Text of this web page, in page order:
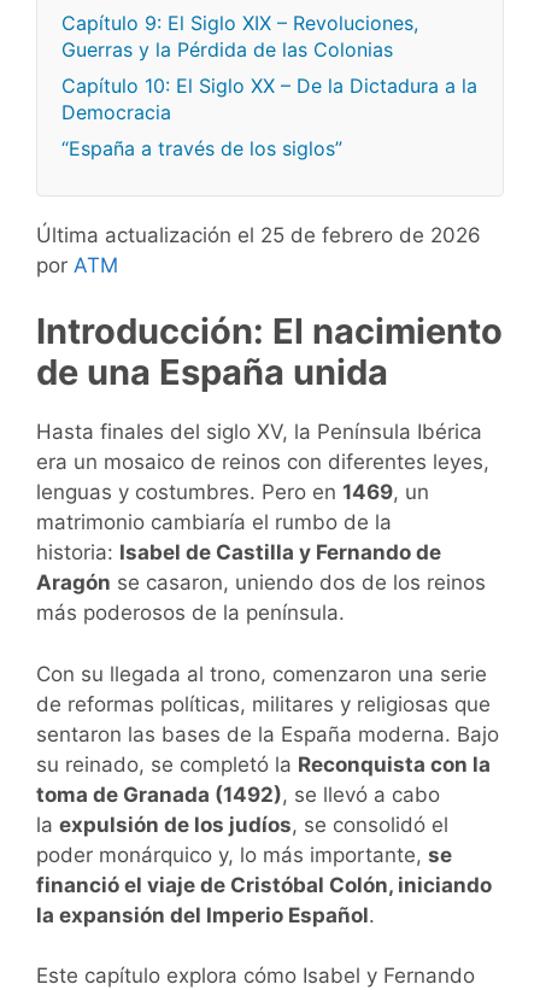
Capítulo 9: El Siglo XIX – Revoluciones,
Guerras y la Pérdida de las Colonias
Capítulo 10: El Siglo XX – De la Dictadura a la
Democracia
“España a través de los siglos”
Última actualización el 25 de febrero de 2026
por ATM
Introducción: El nacimiento
de una España unida
Hasta finales del siglo XV, la Península Ibérica
era un mosaico de reinos con diferentes leyes,
lenguas y costumbres. Pero en 1469, un
matrimonio cambiaría el rumbo de la
historia: Isabel de Castilla y Fernando de
Aragón se casaron, uniendo dos de los reinos
más poderosos de la península.
Con su llegada al trono, comenzaron una serie
de reformas políticas, militares y religiosas que
sentaron las bases de la España moderna. Bajo
su reinado, se completó la Reconquista con la
toma de Granada (1492), se llevó a cabo
la expulsión de los judíos, se consolidó el
poder monárquico y, lo más importante, se
financió el viaje de Cristóbal Colón, iniciando
la expansión del Imperio Español.
Este capítulo explora cómo Isabel y Fernando